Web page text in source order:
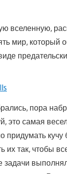
вселенную,
мир, который
пора
это самая
придумать
их так, чтобы